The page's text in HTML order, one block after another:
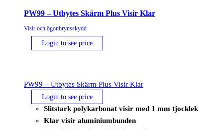
PW99 – Utbytes Skärm Plus Visir Klar
Visir och ögonbrynsskydd
Login to see price
PW99 – Utbytes Skärm Plus Visir Klar
Login to see price
Slitstark polykarbonat visir med 1 mm tjocklek
Klar visir aluminiumbunden